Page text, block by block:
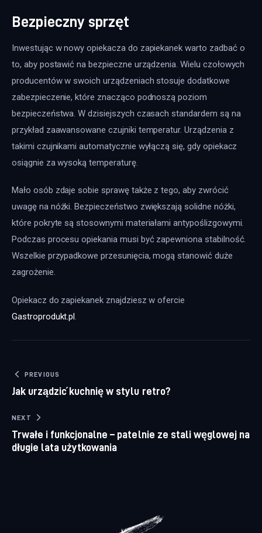
Bezpieczny sprzęt
Inwestując w nowy opiekacza do zapiekanek warto zadbać o
to, aby postawić na bezpieczne urządzenia. Wielu czołowych
producentów w swoich urządzeniach stosuje dodatkowe
zabezpieczenie, które znacząco podnoszą poziom
bezpieczeństwa. W dzisiejszych czasach standardem są na
przykład zaawansowane czujniki temperatur. Urządzenia z
takimi czujnikami automatycznie wyłączą się, gdy opiekacz
osiągnie za wysoką temperaturę.
Mało osób zdaje sobie sprawę także z tego, aby zwrócić
uwagę na nóżki. Bezpieczeństwo zwiększają solidne nóżki,
które pokryte są stosownymi materiałami antypoślizgowymi.
Podczas procesu opiekania musi być zapewniona stabilność.
Wszelkie przypadkowe przesunięcia, mogą stanowić duże
zagrożenie.
Opiekacz do zapiekanek znajdziesz w ofercie
Gastroprodukt.pl.
Nawigacja wpisu
PREVIOUS
Jak urządzić kuchnię w stylu retro?
NEXT
Trwałe i funkcjonalne – patelnie ze stali węglowej na
długie lata użytkowania